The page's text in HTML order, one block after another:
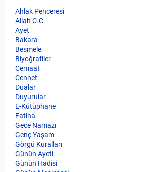
Ahlak Penceresi
Allah C.C
Ayet
Bakara
Besmele
Biyoğrafiler
Cemaat
Cennet
Dualar
Duyurular
E-Kütüphane
Fatiha
Gece Namazı
Genç Yaşam
Görgü Kuralları
Günün Ayeti
Günün Hadisi